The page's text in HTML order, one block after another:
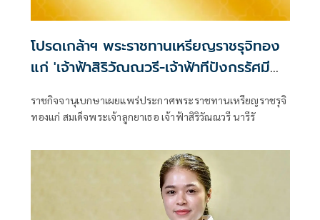
โปรดเกล้าฯ พระราชทานเหรียญราชรุจิทอง
แก่ 'เจ้าฟ้าสิริวัณณวรี-เจ้าฟ้าทีปังกรรัศมี
ราชกิจจานุเบกษาเผยแพร่ประกาศพระราชทานเหรียญราชรุจิ
ทองแก่ สมเด็จพระเจ้าลูกยาเธอ เจ้าฟ้าสิริวัณณวรี นารีรั